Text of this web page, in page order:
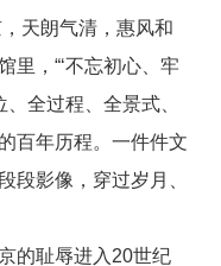
天朗气清，惠风和
里，“‘不忘初心、牢
全过程、全景式、
百年历程。一件件文
段影像，穿过岁月、
耻辱进入20世纪